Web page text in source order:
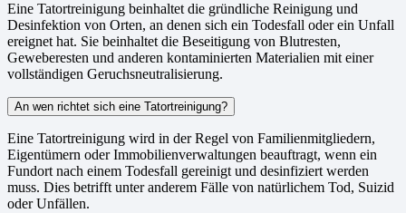
Eine Tatortreinigung beinhaltet die gründliche Reinigung und
Desinfektion von Orten, an denen sich ein Todesfall oder ein Unfall
ereignet hat. Sie beinhaltet die Beseitigung von Blutresten,
Geweberesten und anderen kontaminierten Materialien mit einer
vollständigen Geruchsneutralisierung.
An wen richtet sich eine Tatortreinigung?
Eine Tatortreinigung wird in der Regel von Familienmitgliedern,
Eigentümern oder Immobilienverwaltungen beauftragt, wenn ein
Fundort nach einem Todesfall gereinigt und desinfiziert werden
muss. Dies betrifft unter anderem Fälle von natürlichem Tod, Suizid
oder Unfällen.